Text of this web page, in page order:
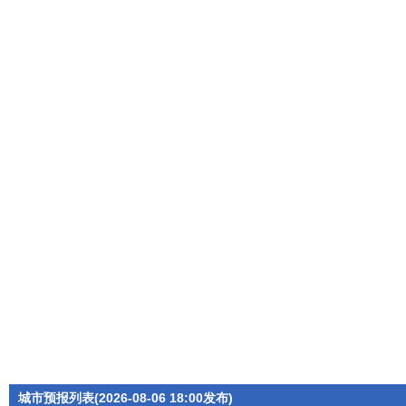
城市预报列表(2026-08-06 18:00发布)